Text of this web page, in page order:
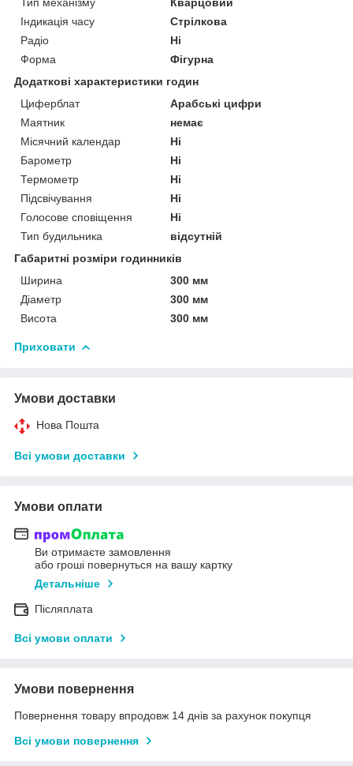
Індикація часу
Стрілкова
Радіо
Ні
Форма
Фігурна
Додаткові характеристики годин
Циферблат
Арабські цифри
Маятник
немає
Місячний календар
Ні
Барометр
Ні
Термометр
Ні
Підсвічування
Ні
Голосове сповіщення
Ні
Тип будильника
відсутній
Габаритні розміри годинників
Ширина
300 мм
Діаметр
300 мм
Висота
300 мм
Приховати
Умови доставки
Нова Пошта
Всі умови доставки
Умови оплати
Ви отримаєте замовлення
або гроші повернуться на вашу картку
Детальніше
Післяплата
Всі умови оплати
Умови повернення
Повернення товару впродовж 14 днів за рахунок покупця
Всі умови повернення